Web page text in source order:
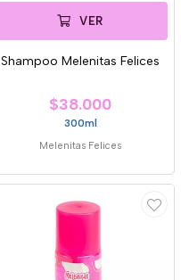
VER
Shampoo Melenitas Felices
$38.000
300ml
Melenitas Felices